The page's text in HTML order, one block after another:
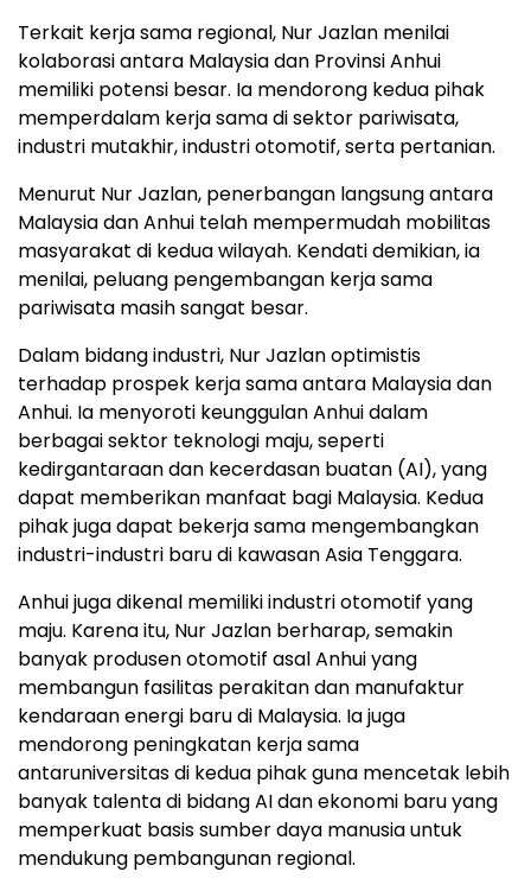
Terkait kerja sama regional, Nur Jazlan menilai
kolaborasi antara Malaysia dan Provinsi Anhui
memiliki potensi besar. Ia mendorong kedua pihak
memperdalam kerja sama di sektor pariwisata,
industri mutakhir, industri otomotif, serta pertanian.
Menurut Nur Jazlan, penerbangan langsung antara
Malaysia dan Anhui telah mempermudah mobilitas
masyarakat di kedua wilayah. Kendati demikian, ia
menilai, peluang pengembangan kerja sama
pariwisata masih sangat besar.
Dalam bidang industri, Nur Jazlan optimistis
terhadap prospek kerja sama antara Malaysia dan
Anhui. Ia menyoroti keunggulan Anhui dalam
berbagai sektor teknologi maju, seperti
kedirgantaraan dan kecerdasan buatan (AI), yang
dapat memberikan manfaat bagi Malaysia. Kedua
pihak juga dapat bekerja sama mengembangkan
industri-industri baru di kawasan Asia Tenggara.
Anhui juga dikenal memiliki industri otomotif yang
maju. Karena itu, Nur Jazlan berharap, semakin
banyak produsen otomotif asal Anhui yang
membangun fasilitas perakitan dan manufaktur
kendaraan energi baru di Malaysia. Ia juga
mendorong peningkatan kerja sama
antaruniversitas di kedua pihak guna mencetak lebih
banyak talenta di bidang AI dan ekonomi baru yang
memperkuat basis sumber daya manusia untuk
mendukung pembangunan regional.